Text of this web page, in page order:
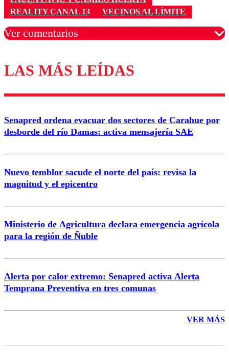
REALITY CANAL 13
VECINOS AL LÍMITE
Ver comentarios
Los comentarios son moderados para garantizar un
diálogo respetuoso.
Nombre
Correo
LAS MÁS LEÍDAS
Senapred ordena evacuar dos sectores de Carahue por
desborde del río Damas: activa mensajería SAE
Nuevo temblor sacude el norte del país: revisa la
magnitud y el epicentro
Ministerio de Agricultura declara emergencia agrícola
para la región de Ñuble
Alerta por calor extremo: Senapred activa Alerta
Temprana Preventiva en tres comunas
VER MÁS